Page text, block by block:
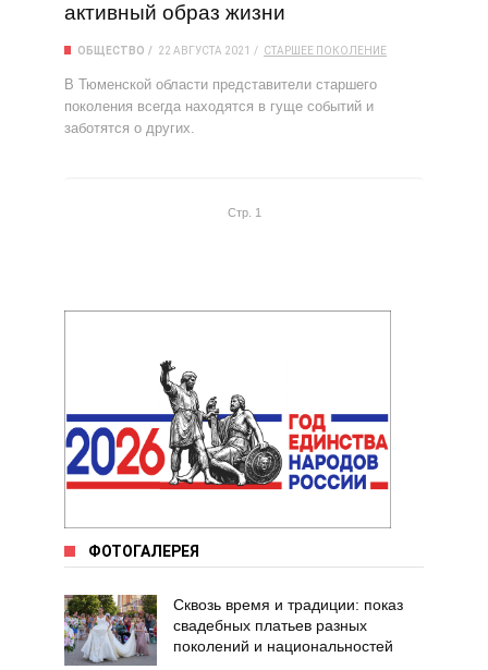
активный образ жизни
ОБЩЕСТВО 22 АВГУСТА 2021 СТАРШЕЕ ПОКОЛЕНИЕ
В Тюменской области представители старшего
поколения всегда находятся в гуще событий и
заботятся о других.
Стр. 1
ФОТОГАЛЕРЕЯ
Сквозь время и традиции: показ
свадебных платьев разных
поколений и национальностей